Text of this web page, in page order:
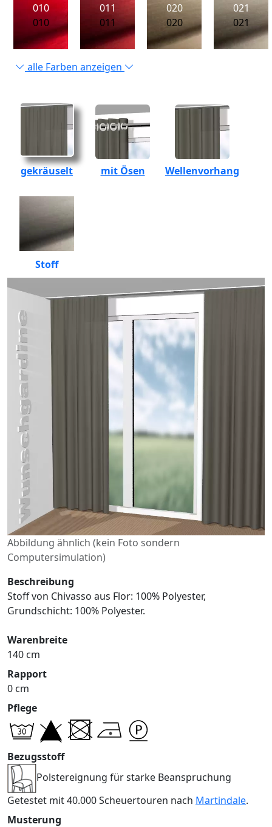
010
010
011
011
020
020
021
021
alle Farben anzeigen
gekräuselt mit Ösen Wellenvorhang
Stoff
Abbildung ähnlich (kein Foto sondern
Computersimulation)
Beschreibung
Stoff von Chivasso aus Flor: 100% Polyester,
Grundschicht: 100% Polyester.
Warenbreite
140 cm
Rapport
0 cm
Pflege
Bezugsstoff
Polstereignung für starke Beanspruchung
Getestet mit 40.000 Scheuertouren nach Martindale.
Musterung